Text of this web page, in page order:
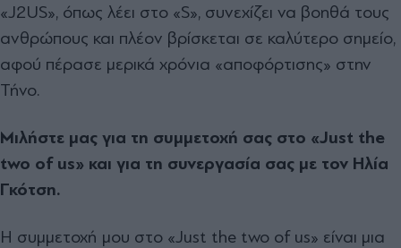
«J2US», όπως λέει στο «S», συνεχίζει να βοηθά τους
ανθρώπους και πλέον βρίσκεται σε καλύτερο σηµείο,
αφού πέρασε µερικά χρόνια «αποφόρτισης» στην
Τήνο.
Μιλήστε µας για τη συµµετοχή σας στο «Just the
two of us» και για τη συνεργασία σας µε τον Ηλία
Γκότση.
Η συµµετοχή µου στο «Just the two of us» είναι µια